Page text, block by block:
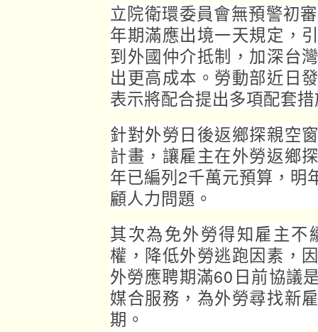
立院衛環委員會無預警初
年期滿應出境一天規定，
到外國仲介抵制，加深台
出更高成本。勞動部近日
表示將配合提出多項配套
針對外勞日後返鄉探親空
計畫，讓雇主在外勞返鄉
年已編列2千萬元預算，明
顧人力問題。
其次為免外勞得知雇主
權，降低外勞逃跑因素，
外勞應聘期滿60日前協議
媒合服務，為外勞尋找新
期。